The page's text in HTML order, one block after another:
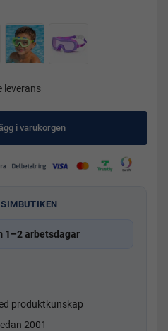
leverans
i varukorgen
SIMBUTIKEN
1–2 arbetsdagar
produktkunskap
2001